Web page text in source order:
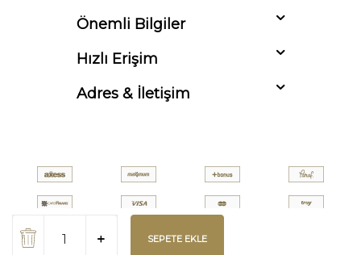
SEPETE EKLE
Önemli Bilgiler
Hızlı Erişim
Adres & İletişim